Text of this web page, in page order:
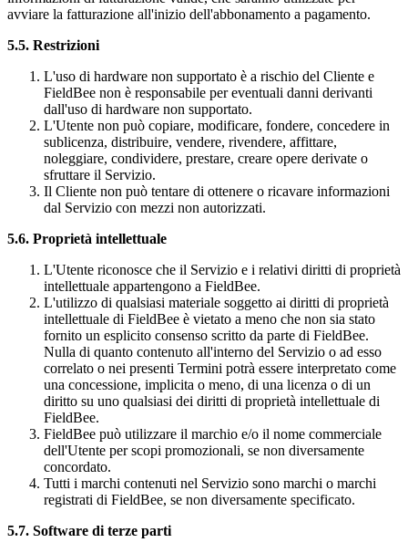
avviare la fatturazione all'inizio dell'abbonamento a pagamento.
5.5. Restrizioni
L'uso di hardware non supportato è a rischio del Cliente e
FieldBee non è responsabile per eventuali danni derivanti
dall'uso di hardware non supportato.
L'Utente non può copiare, modificare, fondere, concedere in
sublicenza, distribuire, vendere, rivendere, affittare,
noleggiare, condividere, prestare, creare opere derivate o
sfruttare il Servizio.
Il Cliente non può tentare di ottenere o ricavare informazioni
dal Servizio con mezzi non autorizzati.
5.6. Proprietà intellettuale
L'Utente riconosce che il Servizio e i relativi diritti di proprietà
intellettuale appartengono a FieldBee.
L'utilizzo di qualsiasi materiale soggetto ai diritti di proprietà
intellettuale di FieldBee è vietato a meno che non sia stato
fornito un esplicito consenso scritto da parte di FieldBee.
Nulla di quanto contenuto all'interno del Servizio o ad esso
correlato o nei presenti Termini potrà essere interpretato come
una concessione, implicita o meno, di una licenza o di un
diritto su uno qualsiasi dei diritti di proprietà intellettuale di
FieldBee.
FieldBee può utilizzare il marchio e/o il nome commerciale
dell'Utente per scopi promozionali, se non diversamente
concordato.
Tutti i marchi contenuti nel Servizio sono marchi o marchi
registrati di FieldBee, se non diversamente specificato.
5.7. Software di terze parti